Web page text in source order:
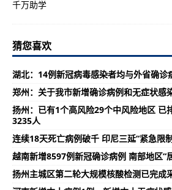
猜您喜欢
湖北：14例新冠病毒感染者均与外省确诊
郑州：关于我市新增确诊病例和无症状感
扬州：已有1个高风险29个中风险地区 已
3235人
连续18天死亡病例破千 印尼三延“紧急限
越南新增8597例新冠确诊病例 南部地区“
扬州主城区第二轮大规模核酸检测已完成